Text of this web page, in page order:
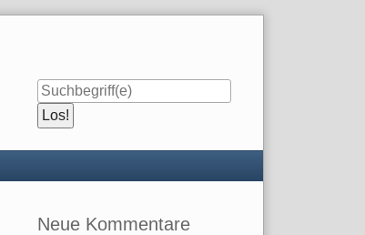
Seitenleiste
Neue Kommentare